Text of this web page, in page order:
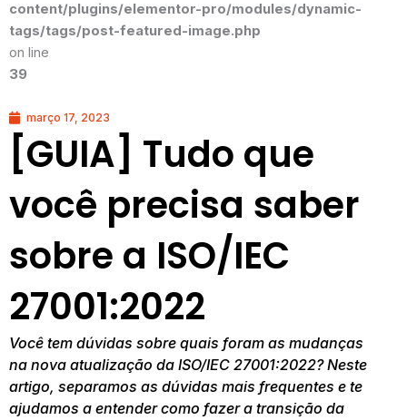
content/plugins/elementor-pro/modules/dynamic-
tags/tags/post-featured-image.php
on line
39
março 17, 2023
[GUIA] Tudo que
você precisa saber
sobre a ISO/IEC
27001:2022
Você tem dúvidas sobre quais foram as mudanças
na nova atualização da ISO/IEC 27001:2022? Neste
artigo, separamos as dúvidas mais frequentes e te
ajudamos a entender como fazer a transição da